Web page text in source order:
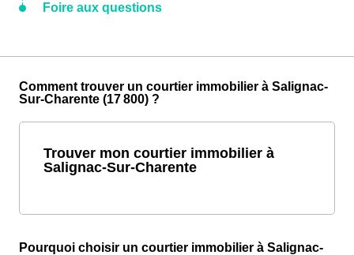
Foire aux questions
Comment trouver un courtier immobilier à Salignac-
Sur-Charente (17 800) ?
Trouver mon courtier immobilier à
Salignac-Sur-Charente
Pourquoi choisir un courtier immobilier à Salignac-